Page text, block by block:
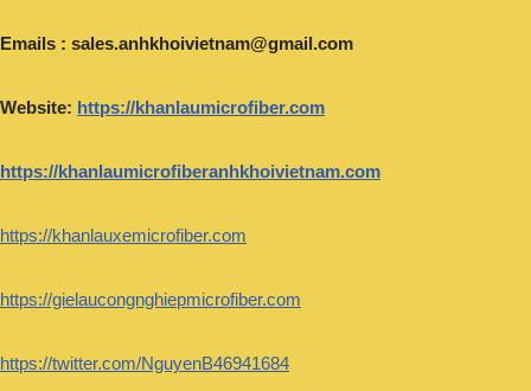
Emails : sales.anhkhoivietnam@gmail.com
Website: https://khanlaumicrofiber.com
https://khanlaumicrofiberanhkhoivietnam.com
https://khanlauxemicrofiber.com
https://gielaucongnghiepmicrofiber.com
https://twitter.com/NguyenB46941684